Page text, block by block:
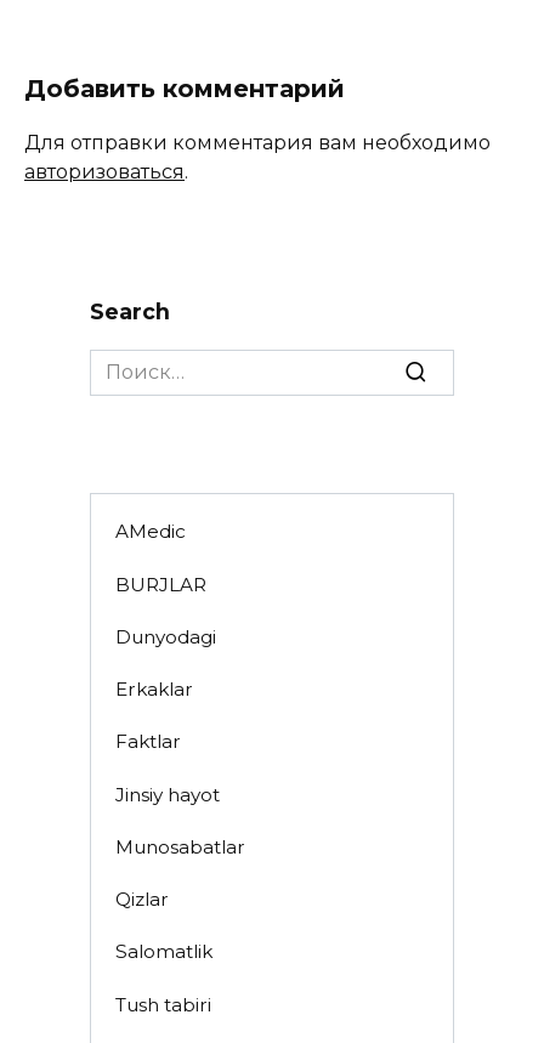
Добавить комментарий
Для отправки комментария вам необходимо
авторизоваться.
Search
Search
for:
AMedic
BURJLAR
Dunyodagi
Erkaklar
Faktlar
Jinsiy hayot
Munosabatlar
Qizlar
Salomatlik
Tush tabiri